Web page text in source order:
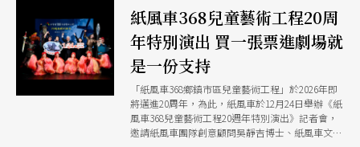
特別貢獻獎則授予深耕劇場逾40年、被譽為「劇場
巨人」的吳靜吉博士。
紙風車368兒童藝術工程20周
年特別演出 買一張票進劇場就
是一份支持
「紙風車368鄉鎮市區兒童藝術工程」於2026年即
將邁進20周年，為此，紙風車於12月24日舉辦《紙
風車368兒童藝術工程20週年特別演出》記者會，
邀請紙風車團隊創意顧問吳靜吉博士、紙風車文教